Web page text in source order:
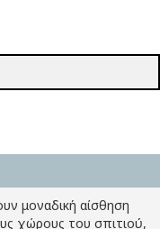
μοναδική αίσθηση
χώρους του σπιτιού,